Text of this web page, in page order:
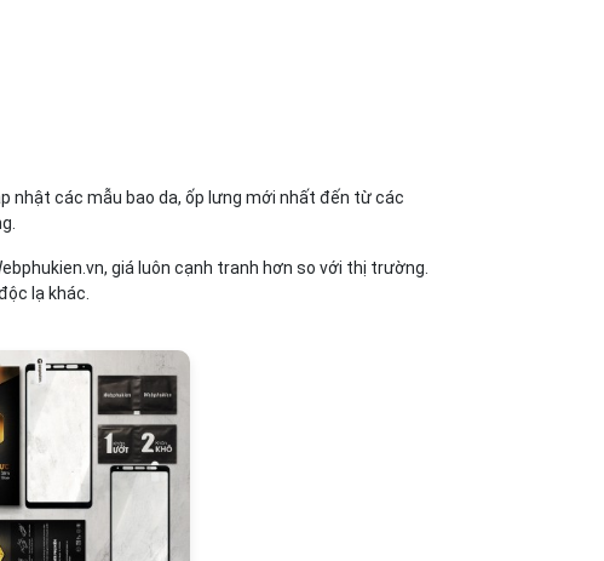
nhật các mẫu bao da, ốp lưng mới nhất đến từ các
giá luôn cạnh tranh hơn so với thị trường.
lạ khác.